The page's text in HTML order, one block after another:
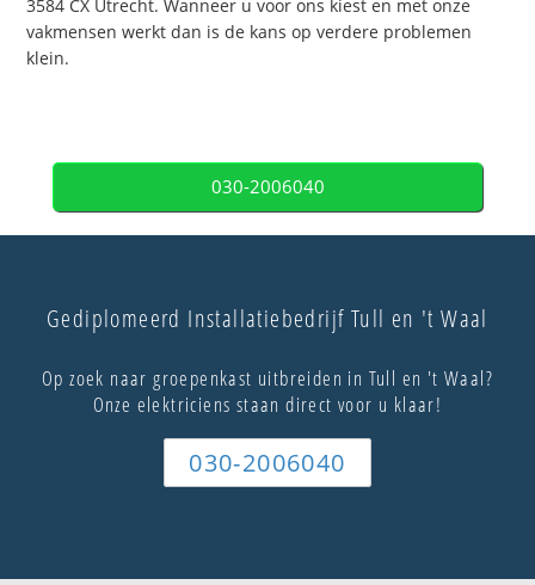
3584 CX Utrecht. Wanneer u voor ons kiest en met onze
vakmensen werkt dan is de kans op verdere problemen
klein.
030-2006040
Gediplomeerd Installatiebedrijf Tull en 't Waal
Op zoek naar groepenkast uitbreiden in Tull en 't Waal?
Onze elektriciens staan direct voor u klaar!
030-2006040